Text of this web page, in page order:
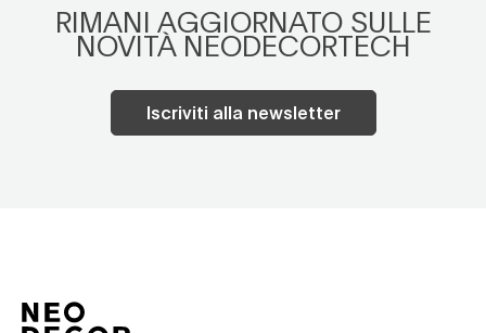
RIMANI AGGIORNATO SULLE
NOVITÀ NEODECORTECH
Iscriviti alla newsletter